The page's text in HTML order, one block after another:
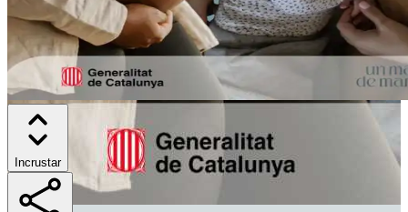
Incrustar